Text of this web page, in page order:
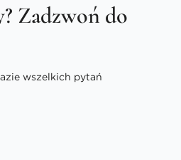
Zadzwoń do
wszelkich pytań